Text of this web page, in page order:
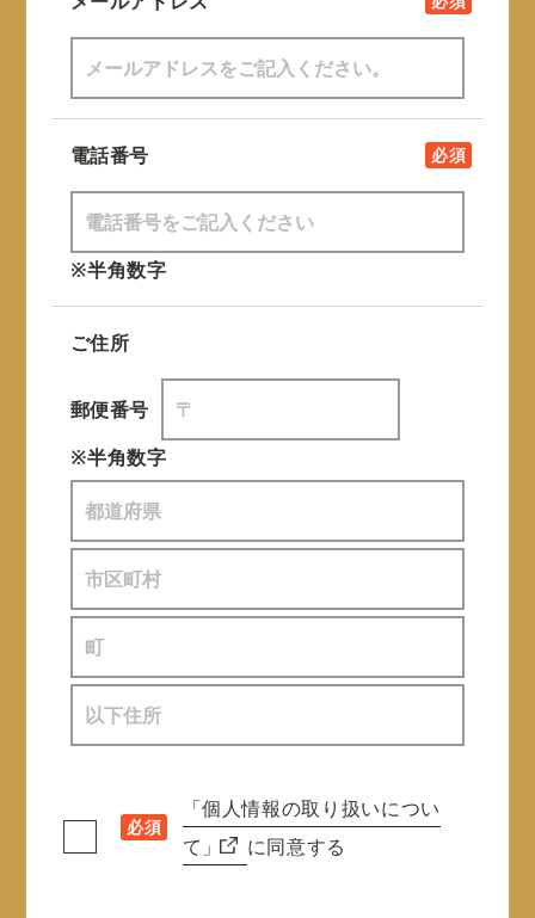
電話番号 必須
※半角数字
ご住所
郵便番号
※半角数字
必須
「個人情報の取り扱いについ
て」
に同意する